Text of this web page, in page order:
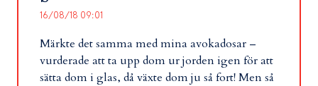
16/08/18 09:01
Märkte det samma med mina avokadosar –
vurderade att ta upp dom ur jorden igen för att
sätta dom i glas, då växte dom ju så fort! Men så